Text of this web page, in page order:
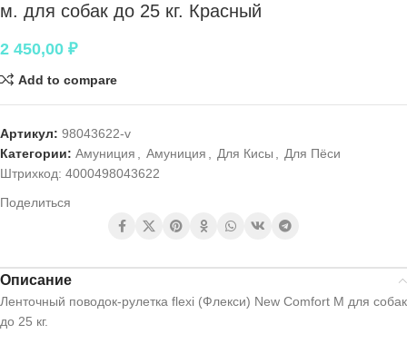
м. для собак до 25 кг. Красный
2 450,00 ₽
Add to compare
Артикул: 98043622-v
Категории: Амуниция Амуниция Для Кисы
Для Пёси
Штрихкод: 4000498043622
Поделиться
Описание
Ленточный поводок-рулетка flexi (Флекси) New Comfort M для собак
до 25 кг.